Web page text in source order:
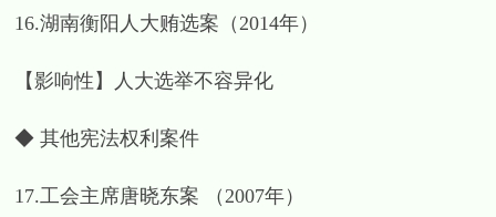
16.湖南衡阳人大贿选案（2014年）
【影响性】人大选举不容异化
◆ 其他宪法权利案件
17.工会主席唐晓东案 （2007年）